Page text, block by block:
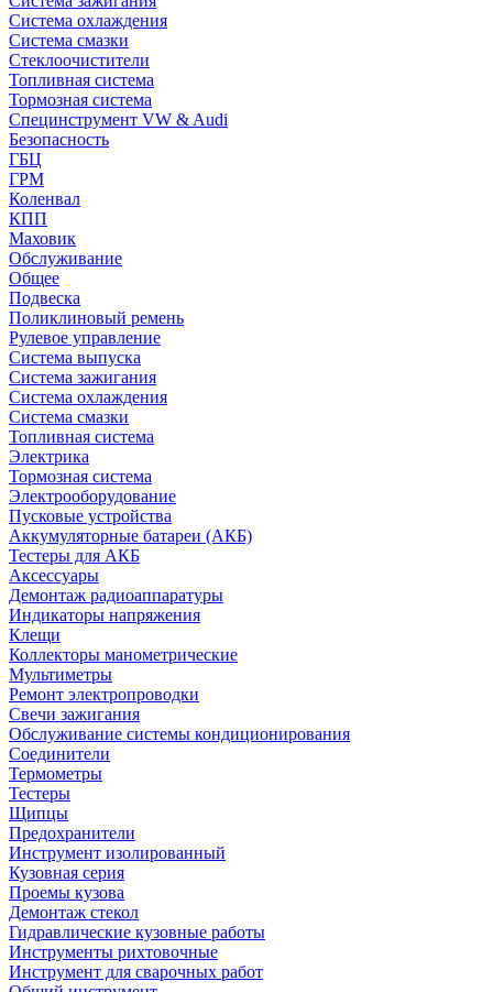
Система охлаждения
Система смазки
Стеклоочистители
Топливная система
Тормозная система
Специнструмент VW & Audi
Безопасность
ГБЦ
ГРМ
Коленвал
КПП
Маховик
Обслуживание
Общее
Подвеска
Поликлиновый ремень
Рулевое управление
Система выпуска
Система зажигания
Система охлаждения
Система смазки
Топливная система
Электрика
Тормозная система
Электрооборудование
Пусковые устройства
Аккумуляторные батареи (АКБ)
Тестеры для АКБ
Аксессуары
Демонтаж радиоаппаратуры
Индикаторы напряжения
Клещи
Коллекторы манометрические
Мультиметры
Ремонт электропроводки
Свечи зажигания
Обслуживание системы кондиционирования
Соединители
Термометры
Тестеры
Щипцы
Предохранители
Инструмент изолированный
Кузовная серия
Проемы кузова
Демонтаж стекол
Гидравлические кузовные работы
Инструменты рихтовочные
Инструмент для сварочных работ